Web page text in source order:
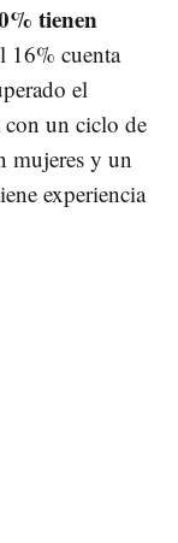
tienen
16% cuenta
el
con un ciclo de
mujeres y un
experiencia